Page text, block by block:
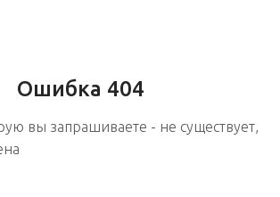
Ошибка 404
вы запрашиваете - не существует,